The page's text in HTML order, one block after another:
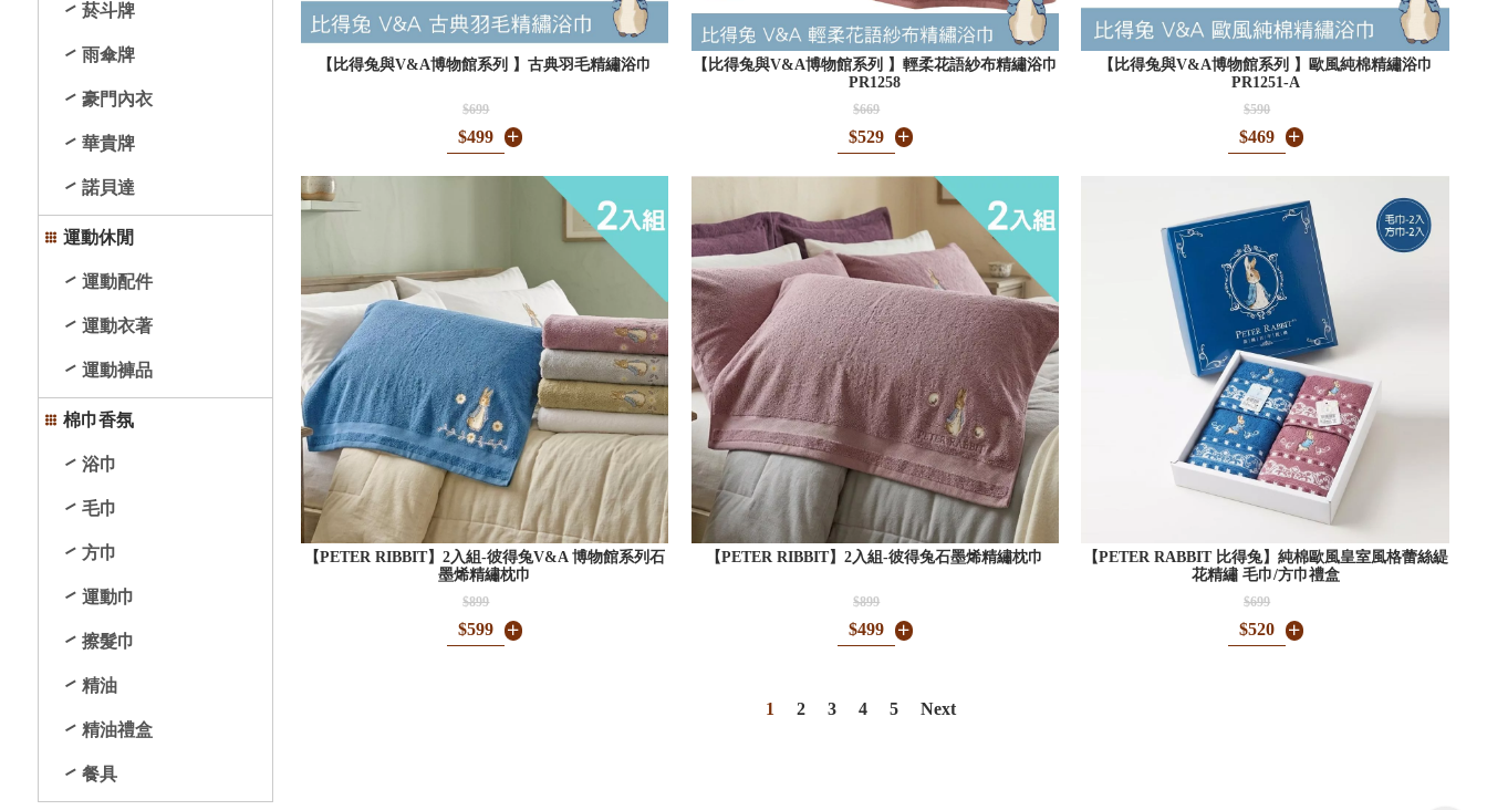
菸斗牌
雨傘牌
豪門內衣
華貴牌
諾貝達
運動休閒
運動配件
運動衣著
運動褲品
棉巾香氛
浴巾
毛巾
方巾
運動巾
擦髮巾
精油
精油禮盒
餐具
【比得兔與V&A博物館系列 】古典羽毛精繡浴巾
$699
$499
【比得兔與V&A博物館系列 】輕柔花語紗布精繡浴巾
PR1258
$669
$529
【比得兔與V&A博物館系列 】歐風純棉精繡浴巾
PR1251-A
$590
$469
【PETER RIBBIT】2入組-彼得兔V&A 博物館系列石
墨烯精繡枕巾
$899
$599
【PETER RIBBIT】2入組-彼得兔石墨烯精繡枕巾
$899
$499
【PETER RABBIT 比得兔】純棉歐風皇室風格蕾絲緹
花精繡 毛巾/方巾禮盒
$699
$520
1 2 3 4 5